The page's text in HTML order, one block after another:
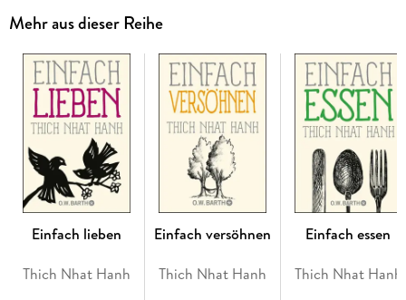
die Geh-Meditation ein geeignetes Mittel, um die innere
Ruhe wieder herzustellen.
Die inspirierenden Anleitungen, persönliche Erfahrungen und
die Meditations-Anleitungen helfen, nicht länger durch den
Alltag zu hetzen, sondern Gehen wieder würdevoll zu
genießen.
Die zweifarbige Gestaltung und zahlreiche Illustrationen
verdeutlichen die Freude, die bei jedem Schritt entsteht.
Ein kleines Buch mit großer Weisheit - für mehr Frieden in
sich selbst und in der Welt.
Mehr aus dieser Reihe
Einfach lieben
Thich Nhat Hanh
Einfach versöhnen
Thich Nhat Hanh
Einfach essen
Thich Nhat Hanh